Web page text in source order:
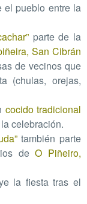
el pueblo entre la
parte de la
San Cibrán
de vecinos que
(chulas, orejas,
cocido tradicional
celebración.
también parte
deO Piñeiro,
la fiesta tras el